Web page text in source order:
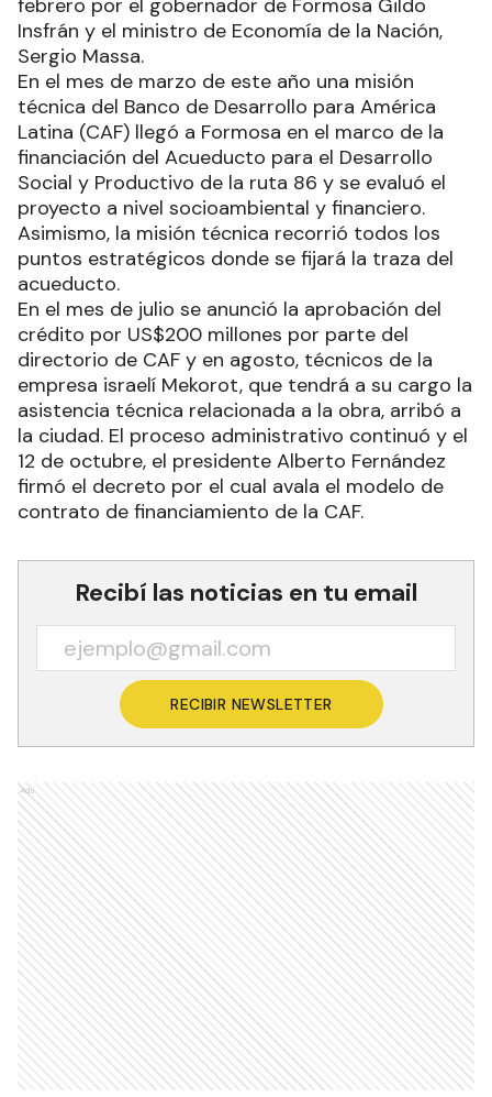
febrero por el gobernador de Formosa Gildo
Insfrán y el ministro de Economía de la Nación,
Sergio Massa.
En el mes de marzo de este año una misión
técnica del Banco de Desarrollo para América
Latina (CAF) llegó a Formosa en el marco de la
financiación del Acueducto para el Desarrollo
Social y Productivo de la ruta 86 y se evaluó el
proyecto a nivel socioambiental y financiero.
Asimismo, la misión técnica recorrió todos los
puntos estratégicos donde se fijará la traza del
acueducto.
En el mes de julio se anunció la aprobación del
crédito por US$200 millones por parte del
directorio de CAF y en agosto, técnicos de la
empresa israelí Mekorot, que tendrá a su cargo la
asistencia técnica relacionada a la obra, arribó a
la ciudad. El proceso administrativo continuó y el
12 de octubre, el presidente Alberto Fernández
firmó el decreto por el cual avala el modelo de
contrato de financiamiento de la CAF.
Recibí las noticias en tu email
RECIBIR NEWSLETTER
Ads